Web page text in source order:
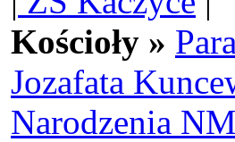
Kościoły »
Jozafata
Narodzenia